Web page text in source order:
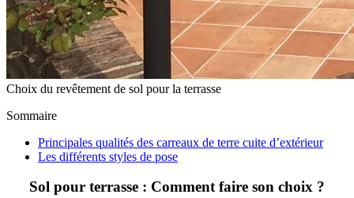
Choix du revêtement de sol pour la terrasse
Sommaire
Principales qualités des carreaux de terre cuite d’extérieur
Les différents styles de pose
Sol pour terrasse : Comment faire son choix ?